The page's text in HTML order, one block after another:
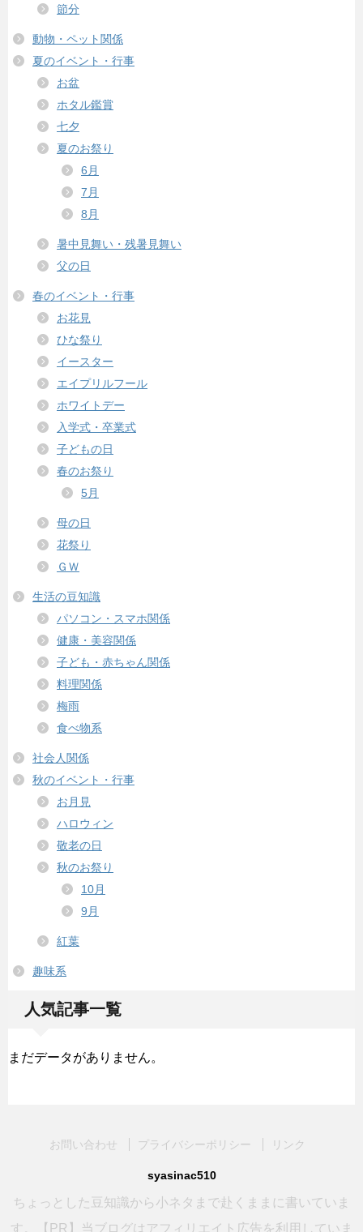
節分
動物・ペット関係
夏のイベント・行事
お盆
ホタル鑑賞
七夕
夏のお祭り
6月
7月
8月
暑中見舞い・残暑見舞い
父の日
春のイベント・行事
お花見
ひな祭り
イースター
エイプリルフール
ホワイトデー
入学式・卒業式
子どもの日
春のお祭り
5月
母の日
花祭り
ＧＷ
生活の豆知識
パソコン・スマホ関係
健康・美容関係
子ども・赤ちゃん関係
料理関係
梅雨
食べ物系
社会人関係
秋のイベント・行事
お月見
ハロウィン
敬老の日
秋のお祭り
10月
9月
紅葉
趣味系
人気記事一覧
まだデータがありません。
お問い合わせ プライバシーポリシー リンク
syasinac510
ちょっとした豆知識から小ネタまで赴くままに書いていま
す。【PR】当ブログはアフィリエイト広告を利用していま